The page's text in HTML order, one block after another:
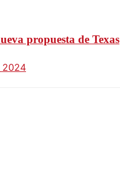
propuesta de Texas
2024